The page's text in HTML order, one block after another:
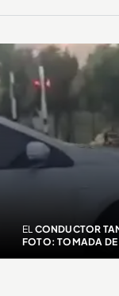
EL CONDUCTOR
FOTO: TOMADA DE